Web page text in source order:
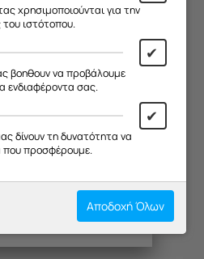
ΦΟΥΡΝΑΚΙ (Σ)
20173039
χρησιμοποιούνται για την
του ιστότοπου.
✔
βοηθουν να προβάλουμε
ενδιαφέροντα σας.
✔
δίνουν τη δυνατότητα να
που προσφέρουμε.
Αποδοχή Όλων
για την
σας ευχόμαστε καλό
καλοκαίρι!
ενημερώσουμε ότι
μας θα παραμείνει
13/08 έως και 18/08
κοντά σας από
19/08.
σας ευχόμαστε καλό